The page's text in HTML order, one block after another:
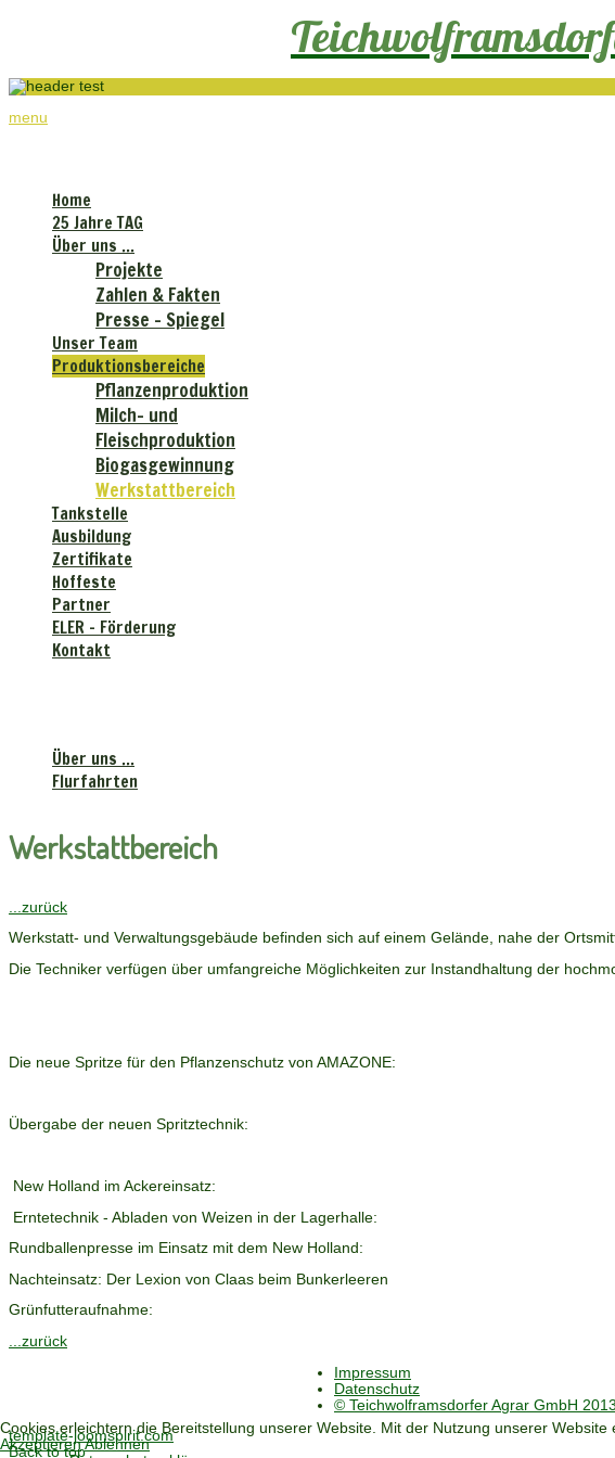
menu
Home
25 Jahre TAG
Über uns ...
Projekte
Zahlen & Fakten
Presse - Spiegel
Unser Team
Produktionsbereiche
Pflanzenproduktion
Milch- und
Fleischproduktion
Biogasgewinnung
Werkstattbereich
Tankstelle
Ausbildung
Zertifikate
Hoffeste
Partner
ELER - Förderung
Kontakt
Über uns ...
Flurfahrten
Werkstattbereich
...zurück
Werkstatt- und Verwaltungsgebäude befinden sich auf einem Gelände, nahe der
Die Techniker verfügen über umfangreiche Möglichkeiten zur Instandhaltung der
Die neue Spritze für den Pflanzenschutz von AMAZONE:
Übergabe der neuen Spritztechnik:
New Holland im Ackereinsatz:
Erntetechnik - Abladen von Weizen in der Lagerhalle:
Rundballenpresse im Einsatz mit dem New Holland:
Nachteinsatz: Der Lexion von Claas beim Bunkerleeren
Grünfutteraufnahme:
...zurück
Impressum
Datenschutz
© Teichwolframsdorfer Agrar GmbH
template-joomspirit.com
Back to top
Cookies erleichtern die Bereitstellung unserer Website. Mit der Nutzung unserer
Akzeptieren Ablehnen